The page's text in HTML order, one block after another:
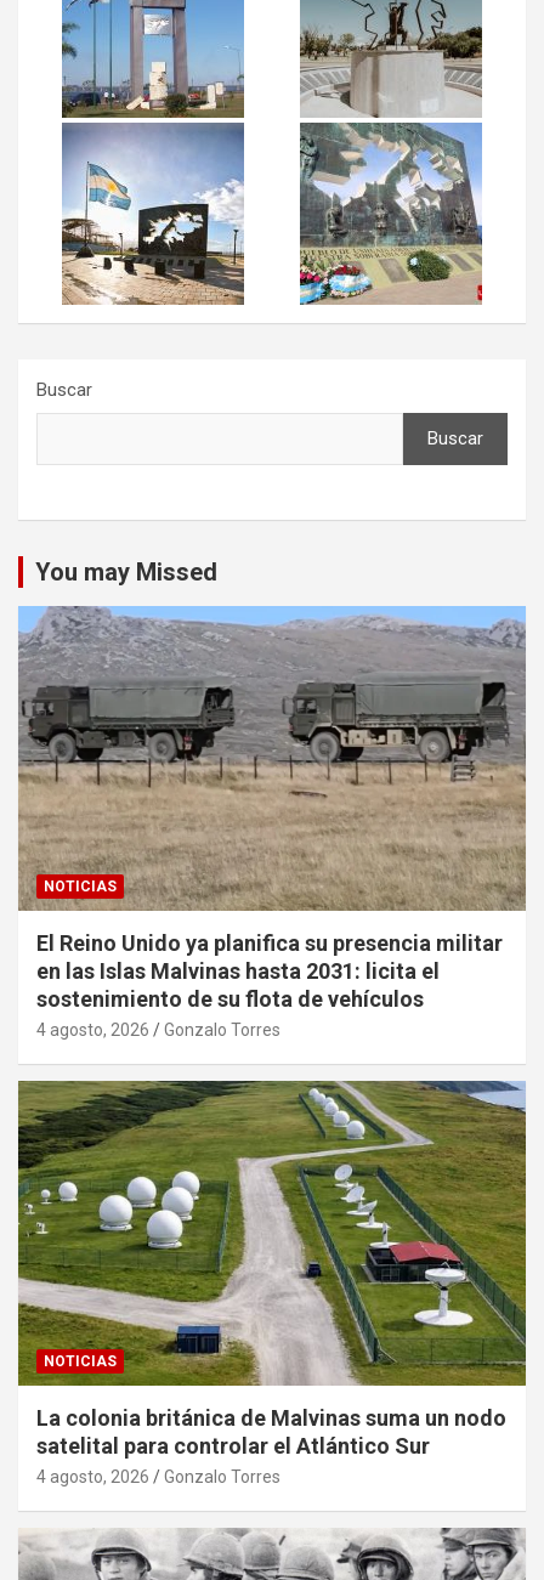
Buscar
Buscar
You may Missed
NOTICIAS
El Reino Unido ya planifica su presencia militar
en las Islas Malvinas hasta 2031: licita el
sostenimiento de su flota de vehículos
4 agosto, 2026 Gonzalo Torres
NOTICIAS
La colonia británica de Malvinas suma un nodo
satelital para controlar el Atlántico Sur
4 agosto, 2026 Gonzalo Torres